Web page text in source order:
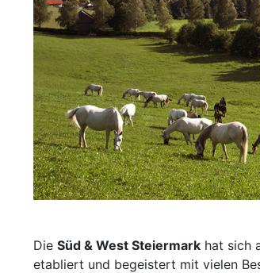
Die Süd & West Steiermark hat sich
etabliert und begeistert mit vielen